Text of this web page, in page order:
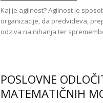
Kaj je agilnost? Agilnost je
organizacije, da predvideva,
odziva na nihanja ter
POSLOVNE
MATEMATIČNIH